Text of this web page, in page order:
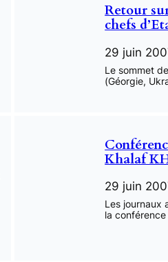
Retour
chefs
29 juin
Le sommet
(Géorgie,
Khalaf
29 juin
Les journaux
la